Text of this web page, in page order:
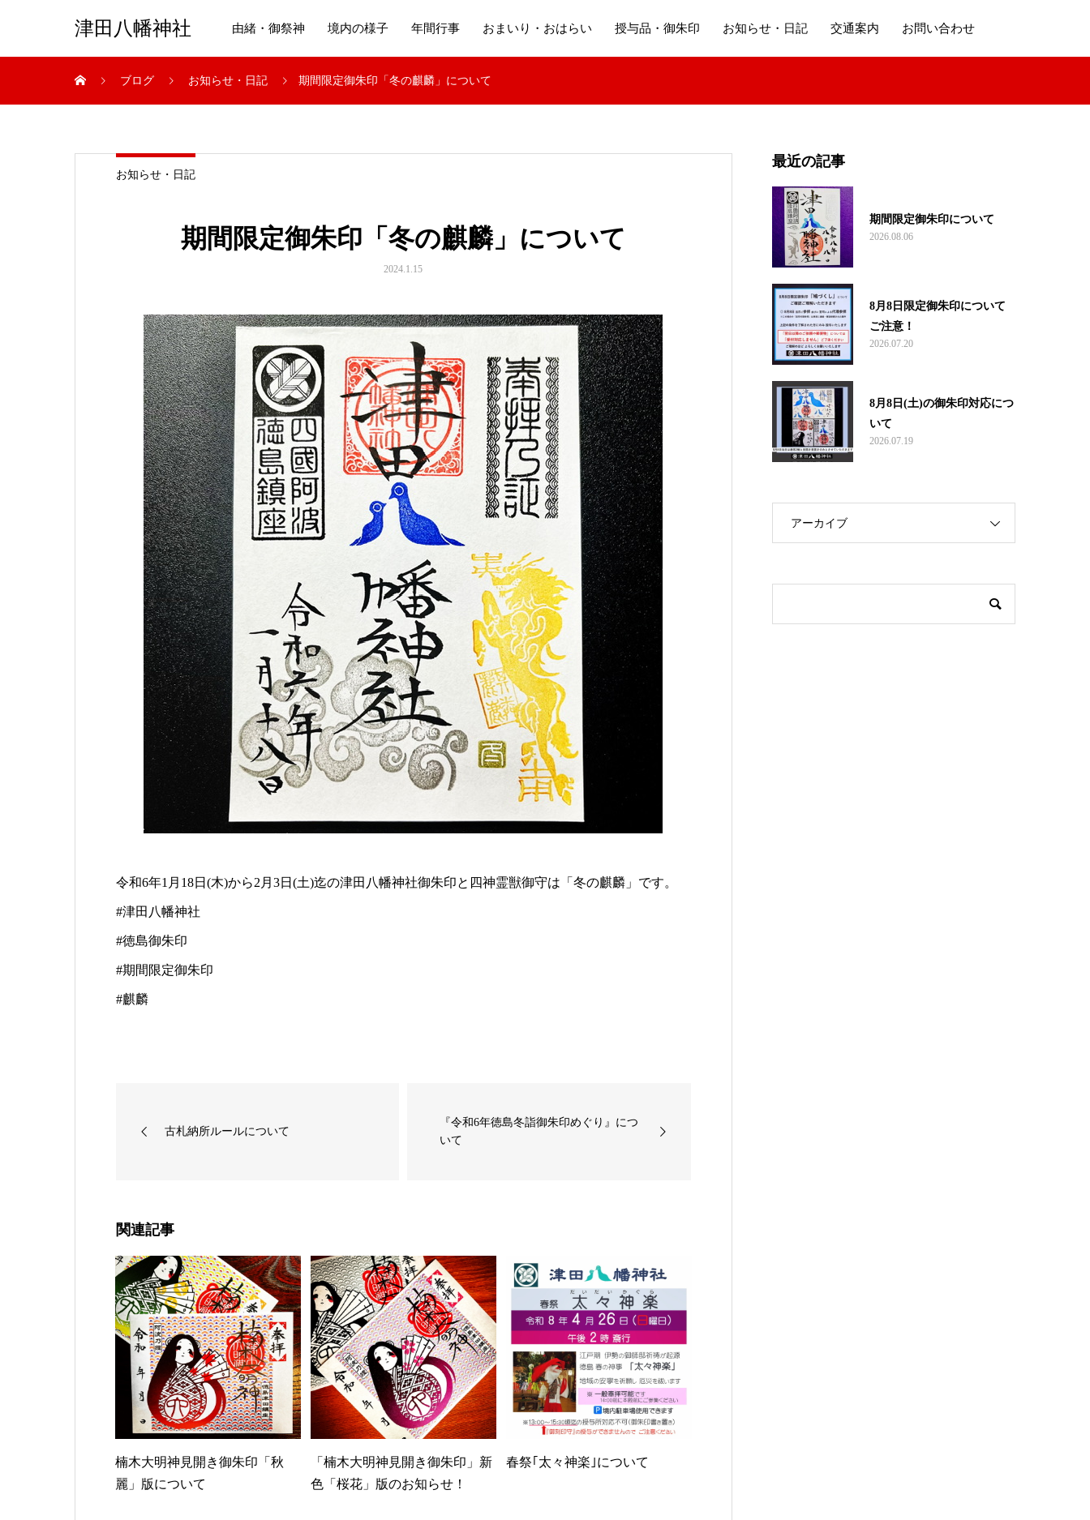
津田八幡神社 由緒・御祭神 境内の様子 年間行事 おまいり・おはらい 授与品・御朱印 お知らせ・日記 交通案内 お問い合わせ
ブログ お知らせ・日記 期間限定御朱印「冬の麒麟」について
お知らせ・日記
期間限定御朱印「冬の麒麟」について
2024.1.15
令和6年1月18日(木)から2月3日(土)迄の津田八幡神社御朱印と四神霊獣御守は「冬の麒麟」です。
#津田八幡神社
#徳島御朱印
#期間限定御朱印
#麒麟
古札納所ルールについて
『令和6年徳島冬詣御朱印めぐり』につ
いて
関連記事
楠木大明神見開き御朱印「秋
麗」版について
「楠木大明神見開き御朱印」新
色「桜花」版のお知らせ！
春祭｢太々神楽｣について
最近の記事
期間限定御朱印について
2026.08.06
8月8日限定御朱印について
ご注意！
2026.07.20
8月8日(土)の御朱印対応につ
いて
2026.07.19
アーカイブ